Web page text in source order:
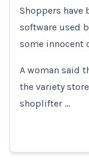
Shoppers have
software used
some innocent
A woman said
the variety
shoplifter …